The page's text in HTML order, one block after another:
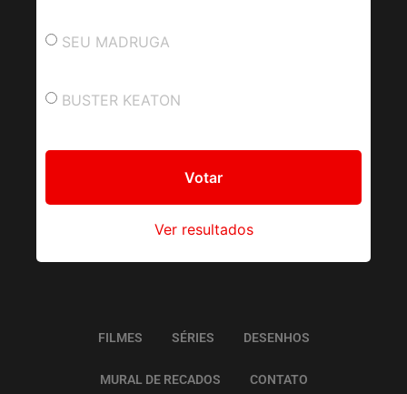
SEU MADRUGA
BUSTER KEATON
Ver resultados
FILMES SÉRIES DESENHOS
MURAL DE RECADOS CONTATO